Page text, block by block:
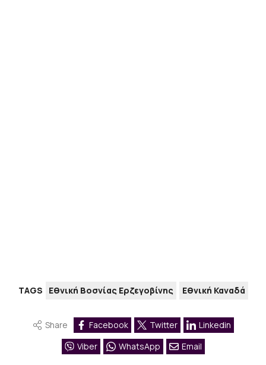
TAGS Εθνική Βοσνίας Ερζεγοβίνης Εθνική Καναδά
Share Facebook Twitter
Linkedin
Viber
WhatsApp Email